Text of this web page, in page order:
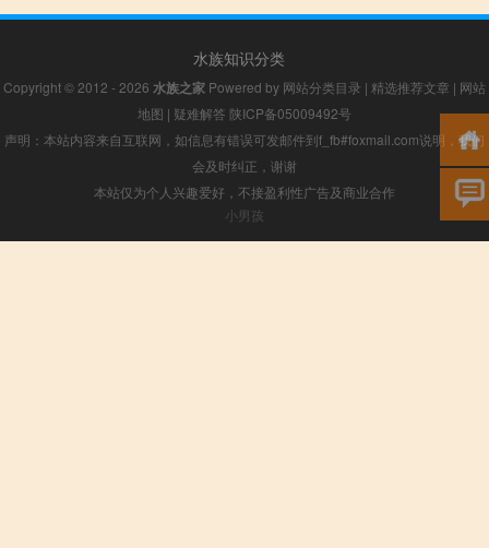
水族知识分类
Copyright © 2012 - 2026 水族之家 Powered by 网站分类目录 | 精选推荐文章 | 网站
地图 | 疑难解答 陕ICP备05009492号
声明：本站内容来自互联网，如信息有错误可发邮件到f_fb#foxmail.com说明，我们
会及时纠正，谢谢
本站仅为个人兴趣爱好，不接盈利性广告及商业合作
小男孩